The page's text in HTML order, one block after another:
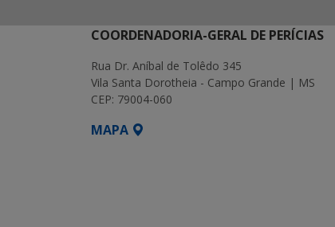
COORDENADORIA-GERAL DE PERÍCIAS
Rua Dr. Aníbal de Tolêdo 345
Vila Santa Dorotheia - Campo Grande | MS
CEP: 79004-060
MAPA